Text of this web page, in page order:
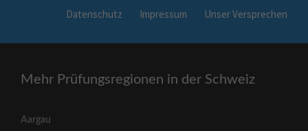
Datenschutz Impressum Unser Versprechen
Mehr Prüfungsregionen in der Schweiz
Aargau